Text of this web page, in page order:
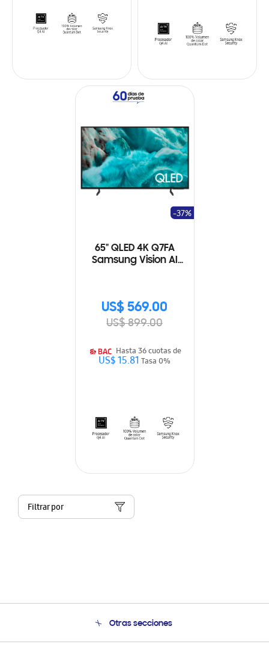
65" QLED 4K Q7FA
Samsung Vision AI
US$ 569.00
US$ 899.00
-37%
Hasta 36 cuotas de
US$ 15.81 Tasa 0%
Filtrar por
Otras secciones